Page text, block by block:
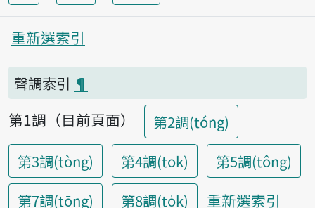
重新選索引
聲調索引 ¶
第1調（目前頁面）
第2調(tóng)
第3調(tòng)
第4調(tok)
第5調(tông)
第7調(tōng)
第8調(to̍k) 重新選索引